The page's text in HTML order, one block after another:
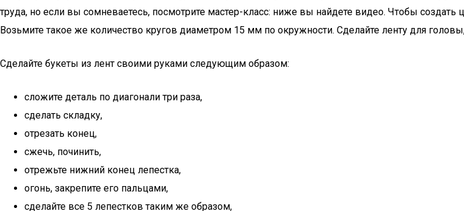
труда, но если вы сомневаетесь, посмотрите мастер-класс: ниже вы найдете видео. Чтобы
Возьмите такое же количество кругов диаметром 15 мм по окружности. Сделайте ленту для
Сделайте букеты из лент своими руками следующим образом:
сложите деталь по диагонали три раза,
сделать складку,
отрезать конец,
сжечь, починить,
отрежьте нижний конец лепестка,
огонь, закрепите его пальцами,
сделайте все 5 лепестков таким же образом,